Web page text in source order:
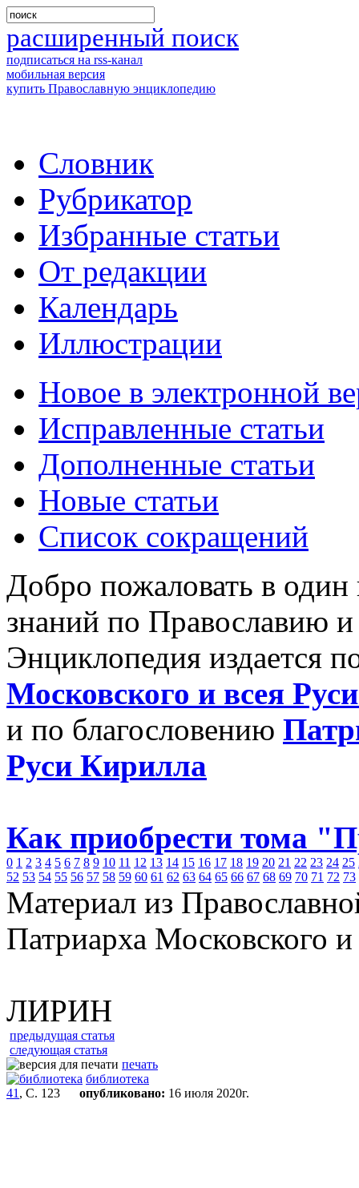
расширенный поиск
подписаться на rss-канал
мобильная версия
купить Православную энциклопедию
Словник
Рубрикатор
Избранные статьи
От редакции
Календарь
Иллюстрации
Новое в электронной
Исправленные статьи
Дополненные статьи
Новые статьи
Список сокращений
Добро пожаловать в
знаний по Православию
Энциклопедия издается
Московского и всея
и по благословению
Руси Кирилла
Как приобрести тома
0 1 2 3 4 5 6 7 8 9 10 11 12 13 14 15 16 17 18 19 20 21 22 23 24 25
52 53 54 55 56 57 58 59 60 61 62 63 64 65 66 67 68 69 70 71 72 73
Материал из
Патриарха Московского
ЛИРИН
предыдущая статья
следующая статья
печать
библиотека
41 , С. 123 опубликовано: 16 июля 2020г.